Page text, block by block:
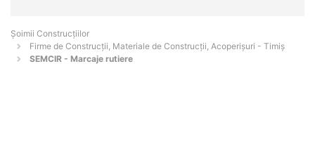
Șoimii Construcțiilor
Firme de Construcții, Materiale de Construcții, Acoperișuri - Timiş
SEMCIR - Marcaje rutiere